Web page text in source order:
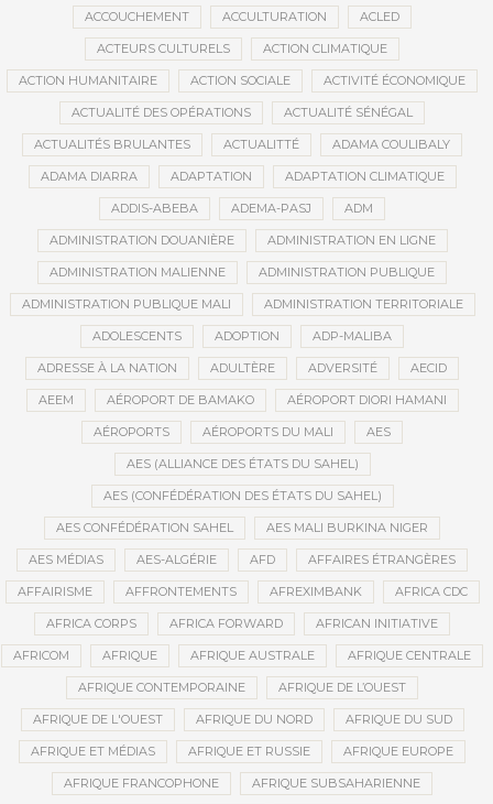
ACCOUCHEMENT ACCULTURATION ACLED
ACTEURS CULTURELS ACTION CLIMATIQUE
ACTION HUMANITAIRE ACTION SOCIALE ACTIVITÉ ÉCONOMIQUE
ACTUALITÉ DES OPÉRATIONS ACTUALITÉ SÉNÉGAL
ACTUALITÉS BRULANTES ACTUALITTÉ ADAMA COULIBALY
ADAMA DIARRA ADAPTATION ADAPTATION CLIMATIQUE
ADDIS-ABEBA ADEMA-PASJ ADM
ADMINISTRATION DOUANIÈRE ADMINISTRATION EN LIGNE
ADMINISTRATION MALIENNE ADMINISTRATION PUBLIQUE
ADMINISTRATION PUBLIQUE MALI ADMINISTRATION TERRITORIALE
ADOLESCENTS ADOPTION ADP-MALIBA
ADRESSE À LA NATION ADULTÈRE ADVERSITÉ AECID
AEEM AÉROPORT DE BAMAKO AÉROPORT DIORI HAMANI
AÉROPORTS AÉROPORTS DU MALI AES
AES (ALLIANCE DES ÉTATS DU SAHEL)
AES (CONFÉDÉRATION DES ÉTATS DU SAHEL)
AES CONFÉDÉRATION SAHEL AES MALI BURKINA NIGER
AES MÉDIAS AES-ALGÉRIE AFD AFFAIRES ÉTRANGÈRES
AFFAIRISME AFFRONTEMENTS AFREXIMBANK AFRICA CDC
AFRICA CORPS AFRICA FORWARD AFRICAN INITIATIVE
AFRICOM AFRIQUE AFRIQUE AUSTRALE AFRIQUE CENTRALE
AFRIQUE CONTEMPORAINE AFRIQUE DE L’OUEST
AFRIQUE DE L'OUEST AFRIQUE DU NORD AFRIQUE DU SUD
AFRIQUE ET MÉDIAS AFRIQUE ET RUSSIE AFRIQUE EUROPE
AFRIQUE FRANCOPHONE AFRIQUE SUBSAHARIENNE